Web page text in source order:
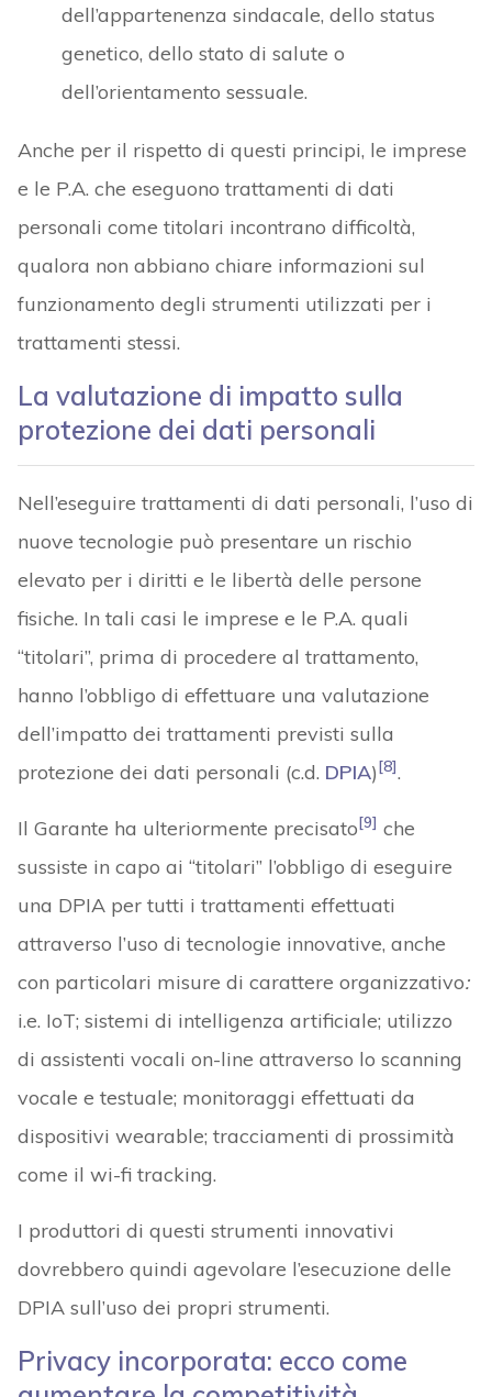
dell’appartenenza sindacale, dello status
genetico, dello stato di salute o
dell’orientamento sessuale.
Anche per il rispetto di questi principi, le imprese
e le P.A. che eseguono trattamenti di dati
personali come titolari incontrano difficoltà,
qualora non abbiano chiare informazioni sul
funzionamento degli strumenti utilizzati per i
trattamenti stessi.
La valutazione di impatto sulla
protezione dei dati personali
Nell’eseguire trattamenti di dati personali, l’uso di
nuove tecnologie può presentare un rischio
elevato per i diritti e le libertà delle persone
fisiche. In tali casi le imprese e le P.A. quali
“titolari”, prima di procedere al trattamento,
hanno l’obbligo di effettuare una valutazione
dell’impatto dei trattamenti previsti sulla
protezione dei dati personali (c.d. DPIA)[8].
Il Garante ha ulteriormente precisato[9] che
sussiste in capo ai “titolari” l’obbligo di eseguire
una DPIA per tutti i trattamenti effettuati
attraverso l’uso di tecnologie innovative, anche
con particolari misure di carattere organizzativo:
i.e. IoT; sistemi di intelligenza artificiale; utilizzo
di assistenti vocali on-line attraverso lo scanning
vocale e testuale; monitoraggi effettuati da
dispositivi wearable; tracciamenti di prossimità
come il wi-fi tracking.
I produttori di questi strumenti innovativi
dovrebbero quindi agevolare l’esecuzione delle
DPIA sull’uso dei propri strumenti.
Privacy incorporata: ecco come